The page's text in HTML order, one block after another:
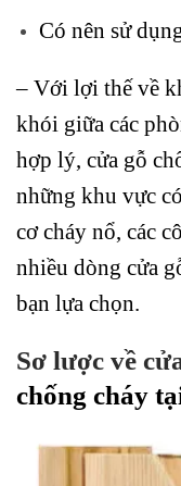
Có nên sử
– Với lợi thế về
khói giữa các
hợp lý, cửa gỗ
những khu vực
cơ cháy nổ, các
nhiều dòng cửa
bạn lựa chọn.
Sơ lược về
chống cháy